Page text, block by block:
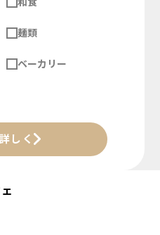
麺類
ベーカリー
しく